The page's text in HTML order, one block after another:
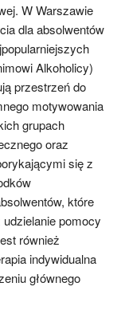
W Warszawie
dla absolwentów
Alkoholicy)
przestrzeń do
motywowania
grupach
oraz
się z
które
pomocy
również
indywidualna
głównego